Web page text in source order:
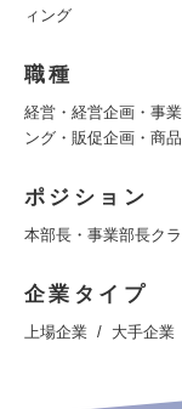
ィング
職種
経営・経営企画・事
ング・販促企画・商
ポジション
本部長・事業部長ク
企業タイプ
上場企業 大手企業